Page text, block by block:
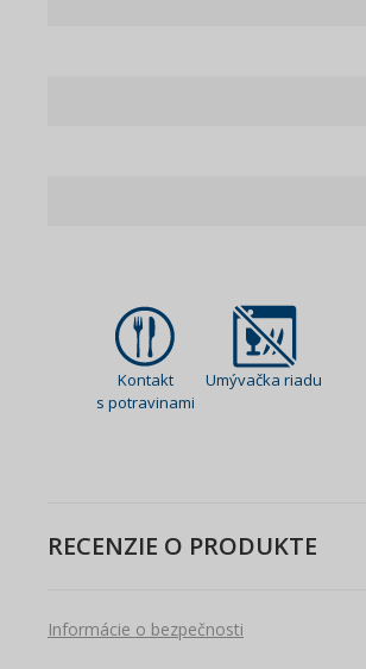
Kontakt
s potravinami
Umývačka riadu
RECENZIE O PRODUKTE
Informácie o bezpečnosti